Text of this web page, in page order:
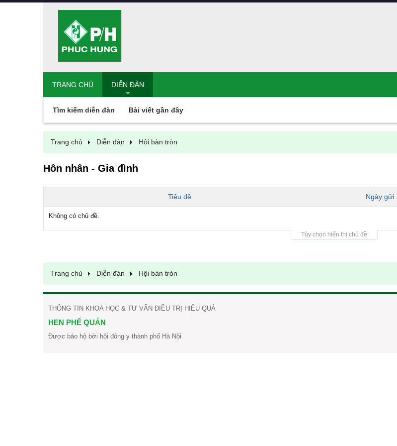
Trang chủ Diễn đàn Hội bàn tròn
Hôn nhân - Gia đình
Tiêu đề Ngày gửi
Không có chủ đề.
Tùy chọn hiển thị chủ đề
Trang chủ Diễn đàn Hội bàn tròn
TRANG CHỦ DIỄN ĐÀN
Tìm kiếm diễn đàn Bài viết gần đây
THÔNG TIN KHOA HỌC & TƯ VẤN ĐIỀU TRỊ HIỆU QUẢ
HEN PHẾ QUẢN
Được bảo hộ bởi hội đông y thành phố Hà Nội